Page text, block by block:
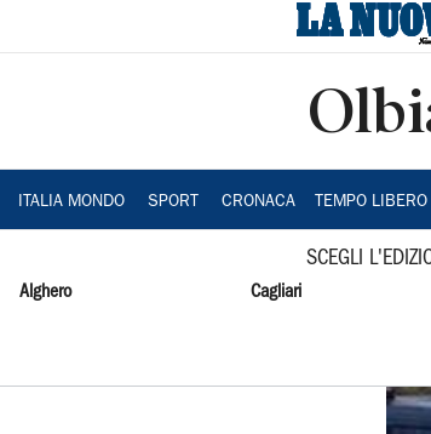
ITALIA MONDO SPORT CRONACA TEMPO LIBERO
SCEGLI
Alghero Cagliari